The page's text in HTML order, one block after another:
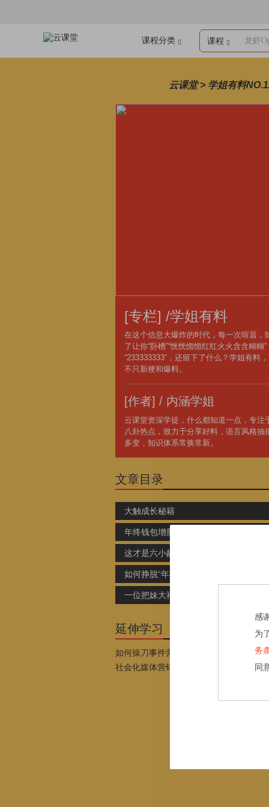
课程分类 课程 龙虾
云课堂 > 学姐有料
[专栏] /学姐有料
在这个信息大爆炸的时代，每一次喧嚣，
了让你“卧槽”“恍恍惚惚红红火火含含糊糊”
“233333333”，还留下了什么？学姐有料，
不只新梗和爆料。
[作者] / 内涵学姐
云课堂资深学徒，什么都知道一点，专注
八卦热点，致力于分享好料，语言风格抽
多变，知识体系常换常新。
文章目录
大触成长秘籍
年终钱包增肥秘籍大公开！
如何挣脱“年年许愿年年怨”的魔咒
一位把妹大神的绝密笔记
延伸学习
如何操刀事件营销
社会化媒体营销策划引爆点
感
为
务
同